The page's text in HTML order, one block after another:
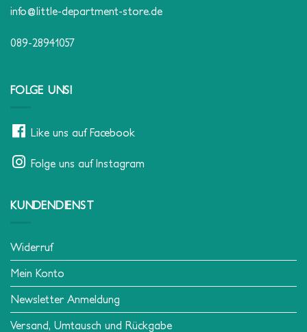
info@little-department-store.de
089-28941057
FOLGE UNS!
Like uns auf Facebook
Folge uns auf Instagram
KUNDENDIENST
Widerruf
Mein Konto
Newsletter Anmeldung
Versand, Umtausch und Rückgabe